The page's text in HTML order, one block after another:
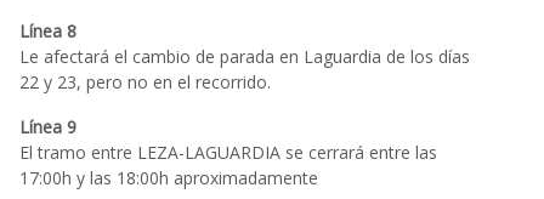
Línea 8
Le afectará el cambio de parada en Laguardia de los días
22 y 23, pero no en el recorrido.
Línea 9
El tramo entre LEZA-LAGUARDIA se cerrará entre las
17:00h y las 18:00h aproximadamente